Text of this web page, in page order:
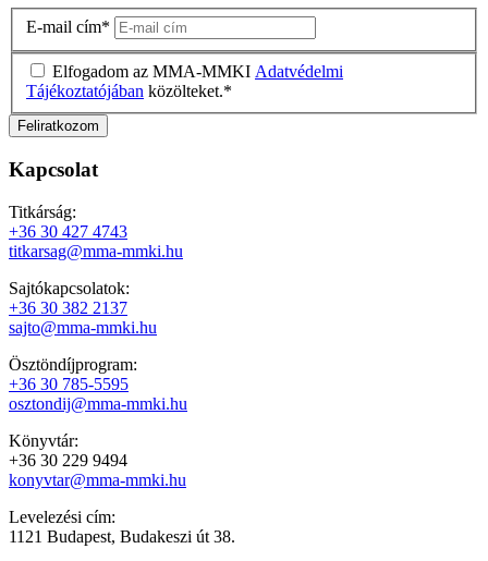
E-mail cím*
Elfogadom az MMA-MMKI Adatvédelmi
Tájékoztatójában közölteket.*
Kapcsolat
Titkárság:
+36 30 427 4743
titkarsag@mma-mmki.hu
Sajtókapcsolatok:
+36 30 382 2137
sajto@mma-mmki.hu
Ösztöndíjprogram:
+36 30 785-5595
osztondij@mma-mmki.hu
Könyvtár:
+36 30 229 9494
konyvtar@mma-mmki.hu
Levelezési cím:
1121 Budapest, Budakeszi út 38.